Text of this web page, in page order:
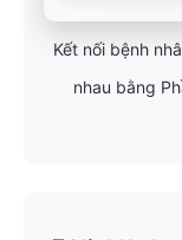
Kết nối bệnh
nhau bằng